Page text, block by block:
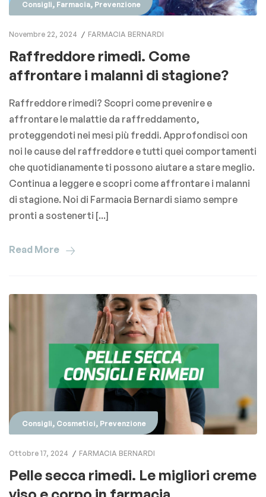
Consigli, Farmacia, Prevenzione
Novembre 22, 2024 FARMACIA BERNARDI
Raffreddore rimedi. Come
affrontare i malanni di stagione?
Raffreddore rimedi? Scopri come prevenire e
affrontare le malattie da raffreddamento,
proteggendoti nei mesi più freddi. Approfondisci con
noi le cause del raffreddore e tutti quei comportamenti
che quotidianamente ti possono aiutare a stare meglio.
Continua a leggere e scopri come affrontare i malanni
di stagione. Noi di Farmacia Bernardi siamo sempre
pronti a sostenerti [...]
Read More
Consigli, Cosmetici, Prevenzione
Ottobre 17, 2024 FARMACIA BERNARDI
Pelle secca rimedi. Le migliori creme